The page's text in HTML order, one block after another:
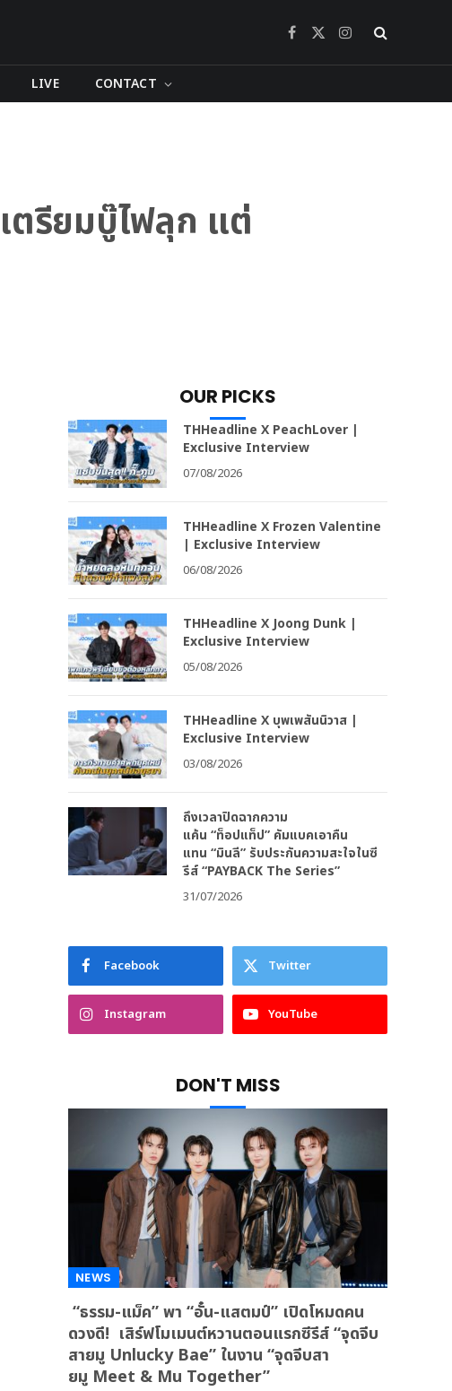
Facebook
X
Instagram
LIVE CONTACT
ตรียมบู๊ไฟลุก แต่
OUR PICKS
THHeadline X PeachLover |
Exclusive Interview
07/08/2026
THHeadline X Frozen Valentine
| Exclusive Interview
06/08/2026
THHeadline X Joong Dunk |
Exclusive Interview
05/08/2026
THHeadline X บุพเพสันนิวาส |
Exclusive Interview
03/08/2026
ถึงเวลาปิดฉากความ
แค้น “ท็อปแท็ป” คัมแบคเอาคืน
แทน “มินลี” รับประกันความสะใจในซี
รีส์ “PAYBACK The Series”
31/07/2026
Facebook Twitter
Instagram YouTube
DON'T MISS
NEWS
“ธรรม-แม็ค” พา “อั๋น-แสตมป์” เปิดโหมดคน
ดวงดี! เสิร์ฟโมเมนต์หวานตอนแรกซีรีส์ “จุดจีบ
สายมู Unlucky Bae” ในงาน “จุดจีบสา
ยมู Meet & Mu Together”